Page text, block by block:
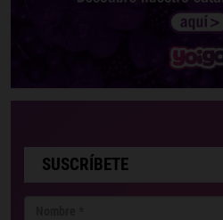
SUSCRÍBETE